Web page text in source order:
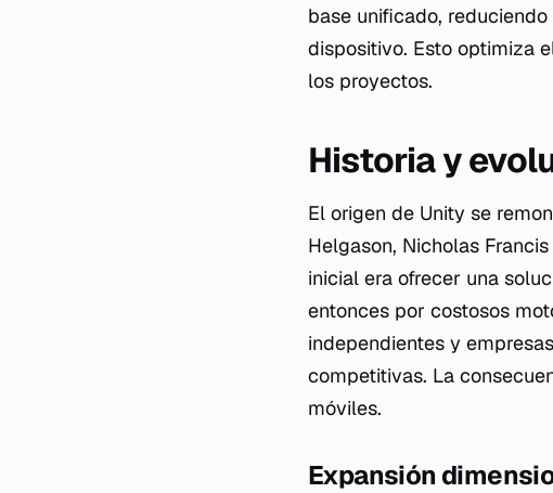
base unificado,
dispositivo. Esto optimiza
los proyectos.
Historia y
El origen de Unity se
Helgason, Nicholas
inicial era ofrecer una
entonces por costosos
independientes y
competitivas. La
móviles.
Expansión